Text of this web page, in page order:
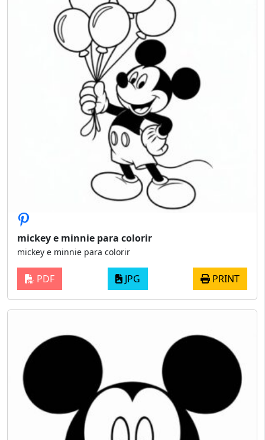
mickey e minnie para colorir
mickey e minnie para colorir
PDF JPG PRINT